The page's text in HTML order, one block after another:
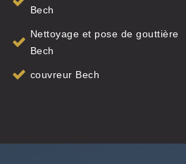
Bech
Nettoyage et pose de gouttière
Bech
couvreur Bech